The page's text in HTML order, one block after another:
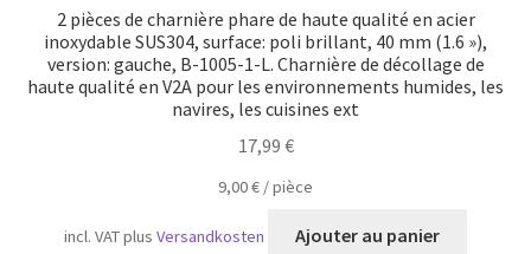
2 pièces de charnière phare de haute qualité en acier
inoxydable SUS304, surface: poli brillant, 40 mm (1.6 »),
version: gauche, B-1005-1-L. Charnière de décollage de
haute qualité en V2A pour les environnements humides, les
navires, les cuisines ext
17,99 €
9,00€ /pièce
incl. VATplusVersandkosten Ajouter au panier